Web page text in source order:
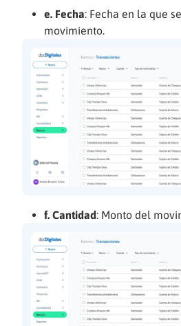
e. Fecha: Fecha en la que
movimiento.
f. Cantidad: Monto del